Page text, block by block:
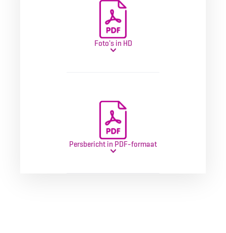
Foto's in HD
Persbericht in PDF-formaat